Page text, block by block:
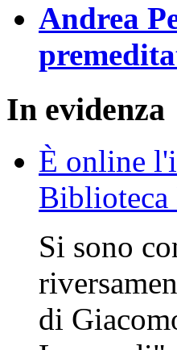
Andrea
In evidenza
È online
Biblioteca
Si sono
di